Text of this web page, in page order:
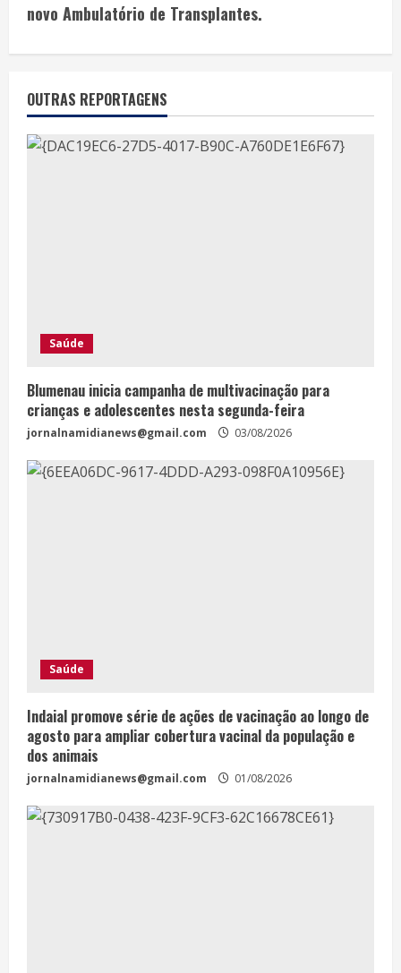
novo Ambulatório de Transplantes.
OUTRAS REPORTAGENS
Saúde
Blumenau inicia campanha de multivacinação para
crianças e adolescentes nesta segunda-feira
jornalnamidianews@gmail.com 03/08/2026
Saúde
Indaial promove série de ações de vacinação ao longo de
agosto para ampliar cobertura vacinal da população e
dos animais
jornalnamidianews@gmail.com 01/08/2026